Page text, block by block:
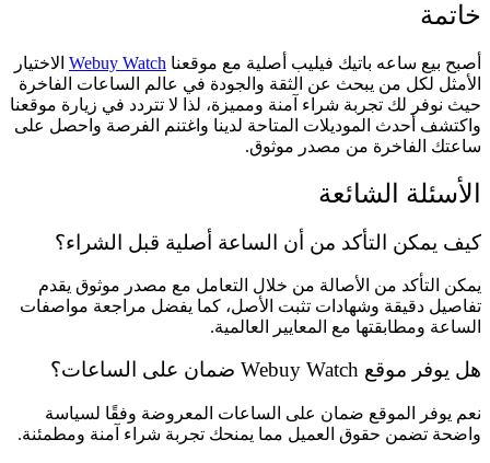
خاتمة
أصبح بيع ساعه باتيك فيليب أصلية مع موقعنا Webuy Watch الاختيار
الأمثل لكل من يبحث عن الثقة والجودة في عالم الساعات الفاخرة
حيث نوفر لك تجربة شراء آمنة ومميزة، لذا لا تتردد في زيارة موقعنا
واكتشف أحدث الموديلات المتاحة لدينا واغتنم الفرصة واحصل على
ساعتك الفاخرة من مصدر موثوق.
الأسئلة الشائعة
كيف يمكن التأكد من أن الساعة أصلية قبل الشراء؟
يمكن التأكد من الأصالة من خلال التعامل مع مصدر موثوق يقدم
تفاصيل دقيقة وشهادات تثبت الأصل، كما يفضل مراجعة مواصفات
الساعة ومطابقتها مع المعايير العالمية.
هل يوفر موقع Webuy Watch ضمان على الساعات؟
نعم يوفر الموقع ضمان على الساعات المعروضة وفقًا لسياسة
واضحة تضمن حقوق العميل مما يمنحك تجربة شراء آمنة ومطمئنة.